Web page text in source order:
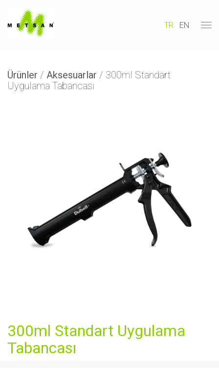
TR EN
Ürünler / Aksesuarlar / 300ml Standart
Uygulama Tabancası
300ml Standart Uygulama
Tabancası